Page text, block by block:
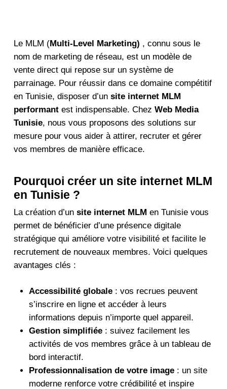
Le MLM (Multi-Level Marketing) , connu sous le
nom de marketing de réseau, est un modèle de
vente direct qui repose sur un système de
parrainage. Pour réussir dans ce domaine compétitif
en Tunisie, disposer d’un site internet MLM
performantest indispensable. Chez Web Media
Tunisie, nous vous proposons des solutions sur
mesure pour vous aider à attirer, recruter et gérer
vos membres de manière efficace.
Pourquoi créer un site internet MLM
en Tunisie ?
La création d’un site internet MLM en Tunisie vous
permet de bénéficier d’une présence digitale
stratégique qui améliore votre visibilité et facilite le
recrutement de nouveaux membres. Voici quelques
avantages clés :
Accessibilité globale: vos recrues peuvent
s’inscrire en ligne et accéder à leurs
informations depuis n’importe quel appareil.
Gestion simplifiée: suivez facilement les
activités de vos membres grâce à un tableau de
bord interactif.
Professionnalisation de votre image: un site
moderne renforce votre crédibilité et inspire